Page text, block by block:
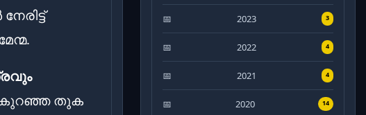
കുറഞ്ഞ തുക
2023 3
2022 4
2021 4
2020 14